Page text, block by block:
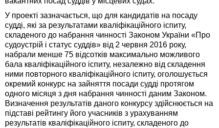
У проекті зазначається, що для кандидатів на посаду
судді, які за результатами кваліфікаційного іспиту,
складеного до набрання чинності Законом України «Про
судоустрій і статус суддів» від 2 червня 2016 року,
набрали менше 75 відсотків максимально можливого
бала кваліфікаційного іспиту, незалежно від складення
ними повторного кваліфікаційного іспиту, оголошується
окремий конкурс на зайняття посади судді протягом
одного місяця з дня набрання чинності даним Законом.
Визначення результатів даного конкурсу здійснюється на
підставі рейтингу його учасників з урахуванням
результатів кваліфікаційного іспиту, складеного до